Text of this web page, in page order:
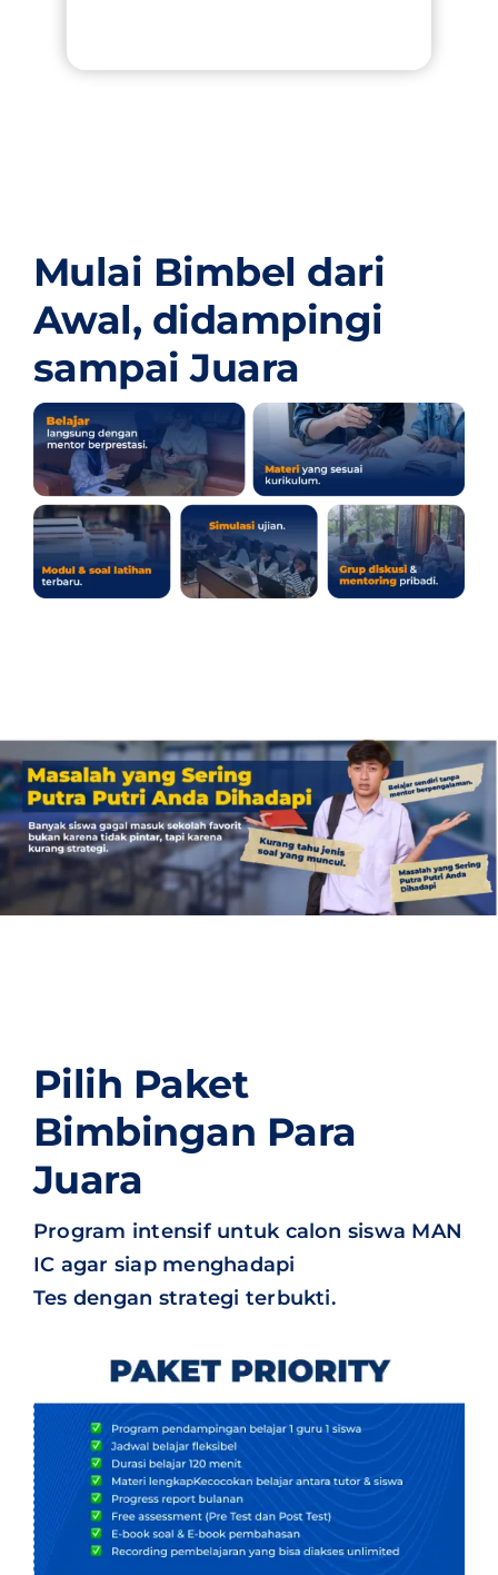
Mulai Bimbel dari
Awal, didampingi
sampai Juara
Pilih Paket
Bimbingan Para
Juara
Program intensif untuk calon siswa MAN
IC agar siap menghadapi
Tes dengan strategi terbukti.